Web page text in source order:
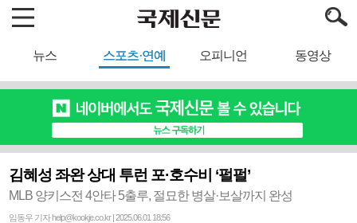
뉴스 스포츠·연예 오피니언 동영상
김혜성 좌완 상대 투런 포·호수비 ‘펄펄’
MLB 양키스전 4안타 5출루, 절묘한 병살·보살까지 완성
임동우 기자 help@kookje.co.kr | 2025.06.01 18:56